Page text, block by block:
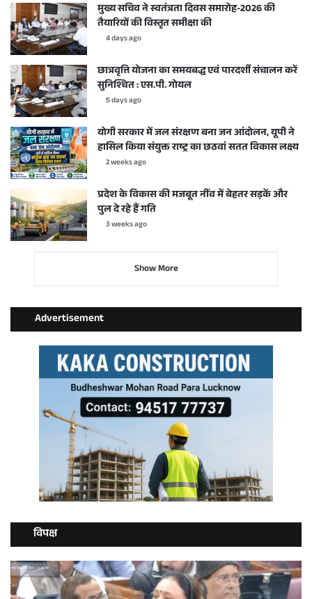
मुख्य सचिव ने स्वतंत्रता दिवस समारोह-2026 की
तैयारियों की विस्तृत समीक्षा की
4 days ago
छात्रवृत्ति योजना का समयबद्ध एवं पारदर्शी संचालन करें
सुनिश्चित : एस.पी. गोयल
5 days ago
योगी सरकार में जल संरक्षण बना जन आंदोलन, यूपी ने
हासिल किया संयुक्त राष्ट्र का छठवां सतत विकास लक्ष्य
2 weeks ago
प्रदेश के विकास की मजबूत नींव में बेहतर सड़कें और
पुल दे रहे हैं गति
3 weeks ago
Show More
Advertisement
विपक्ष